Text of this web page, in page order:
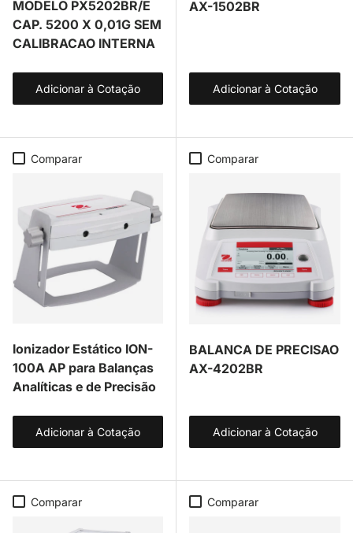
MODELO PX5202BR/E
CAP. 5200 X 0,01G SEM
CALIBRACAO INTERNA
Adicionar à Cotação
AX-1502BR
Adicionar à Cotação
Comparar
Ionizador Estático ION-
100A AP para Balanças
Analíticas e de Precisão
Adicionar à Cotação
Comparar
BALANCA DE PRECISAO
AX-4202BR
Adicionar à Cotação
Comparar Comparar